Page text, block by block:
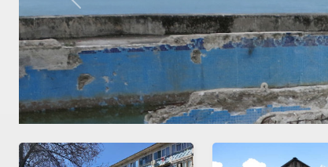
Previous